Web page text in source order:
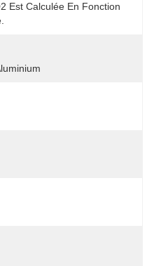
Est Calculée En Fonction